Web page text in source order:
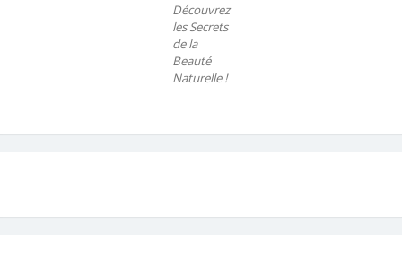
Découvrez
les Secrets
de la
Beauté
Naturelle !